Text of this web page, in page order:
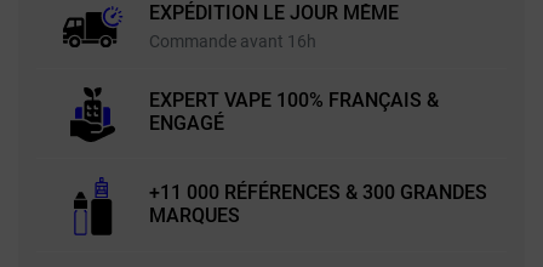
EXPÉDITION LE JOUR MÊME
Commande avant 16h
EXPERT VAPE 100% FRANÇAIS &
ENGAGÉ
+11 000 RÉFÉRENCES & 300 GRANDES
MARQUES